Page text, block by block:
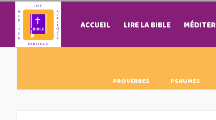
ACCUEIL LIRE LA BIBLE MÉDITER
PROVERBES PSAUMES